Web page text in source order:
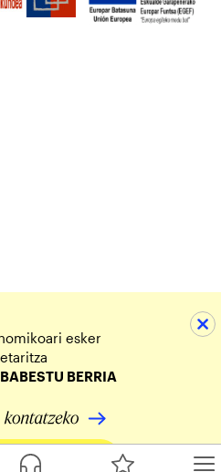
esker
BABESTU BERRIA
ekarpena